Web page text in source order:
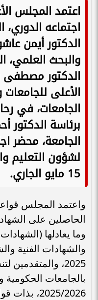
اعتمد المجلس
اجتماعه
الدكتور أيمن
والبحث العلمي،
الدكتور
الأعلى
الجامعات، في
برئاسة الدكتور
الجامعة، محضر
لشؤون التعليم
15 مايو الجاري.
واعتمد المجلس
الحاصلين على
وما يعادلها (الشهادات
والشهادات الفنية
بالجامعات الحكومية
2025/2026،